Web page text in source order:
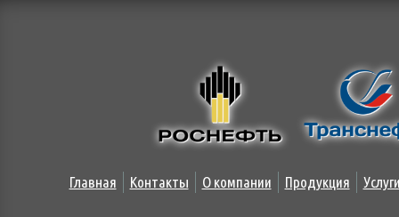
Главная Контакты О компании Продукция